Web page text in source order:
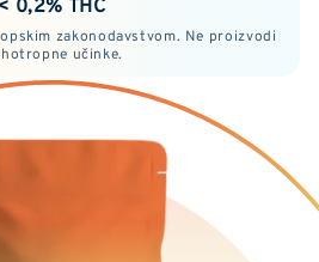
zakonodavstvom. Ne proizvodi
učinke.